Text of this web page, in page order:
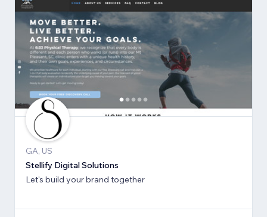
GA, US
Stellify Digital Solutions
Let's build your brand together